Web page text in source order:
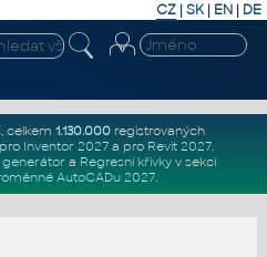
CZ | SK| EN | DE
celkem 1.130.000registrovaných
Inventor 2027a pro Revit 2027.
a Regresní křivkyv sekci
AutoCADu 2027.